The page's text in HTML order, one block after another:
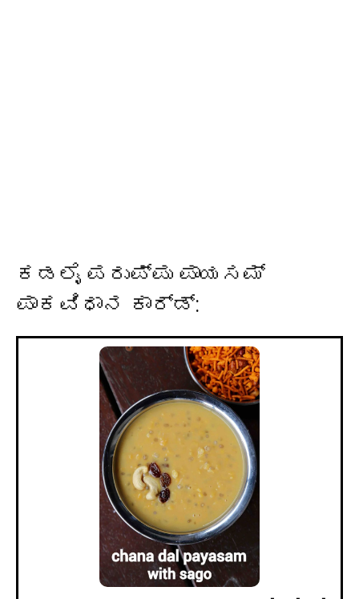
ಕಡಲೈ ಪರುಪ್ಪು ಪಾಯಸಮ್
ಪಾಕವಿಧಾನ ಕಾರ್ಡ್: